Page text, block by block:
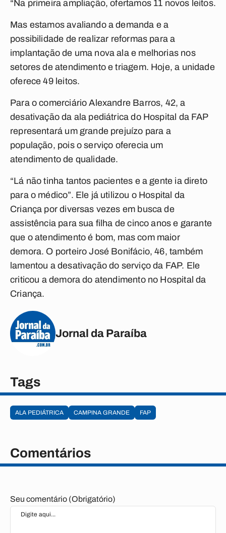
“Na primeira ampliação, ofertamos 11 novos leitos.
Mas estamos avaliando a demanda e a
possibilidade de realizar reformas para a
implantação de uma nova ala e melhorias nos
setores de atendimento e triagem. Hoje, a unidade
oferece 49 leitos.
Para o comerciário Alexandre Barros, 42, a
desativação da ala pediátrica do Hospital da FAP
representará um grande prejuízo para a
população, pois o serviço oferecia um
atendimento de qualidade.
“Lá não tinha tantos pacientes e a gente ia direto
para o médico”. Ele já utilizou o Hospital da
Criança por diversas vezes em busca de
assistência para sua filha de cinco anos e garante
que o atendimento é bom, mas com maior
demora. O porteiro José Bonifácio, 46, também
lamentou a desativação do serviço da FAP. Ele
criticou a demora do atendimento no Hospital da
Criança.
Jornal da Paraíba
Tags
ALA PEDIÁTRICA CAMPINA GRANDE FAP
Comentários
Seu comentário (Obrigatório)